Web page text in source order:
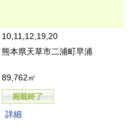
10,11,12,19,20
熊本県天草市二浦町早浦
89,762㎡
詳細